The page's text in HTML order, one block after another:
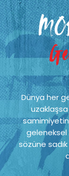
Dünya her
sözüne